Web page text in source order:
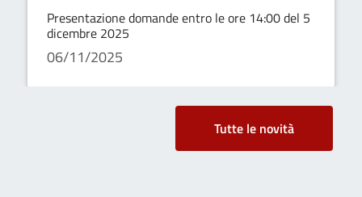
per l'anno scolastico 2025/2026
Presentazione domande entro le ore 14:00 del 5
dicembre 2025
06/11/2025
Tutte le novità